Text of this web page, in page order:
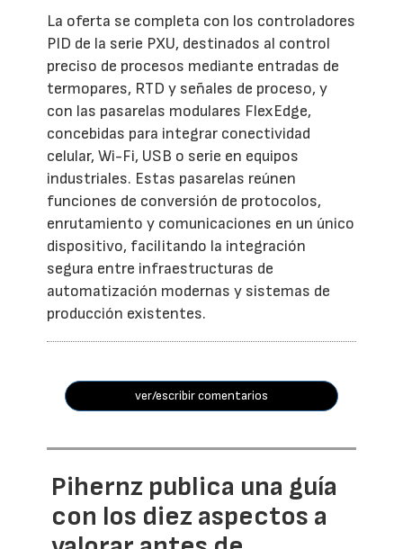
La oferta se completa con los controladores
PID de la serie PXU, destinados al control
preciso de procesos mediante entradas de
termopares, RTD y señales de proceso, y
con las pasarelas modulares FlexEdge,
concebidas para integrar conectividad
celular, Wi-Fi, USB o serie en equipos
industriales. Estas pasarelas reúnen
funciones de conversión de protocolos,
enrutamiento y comunicaciones en un único
dispositivo, facilitando la integración
segura entre infraestructuras de
automatización modernas y sistemas de
producción existentes.
ver/escribir comentarios
Pihernz publica una guía
con los diez aspectos a